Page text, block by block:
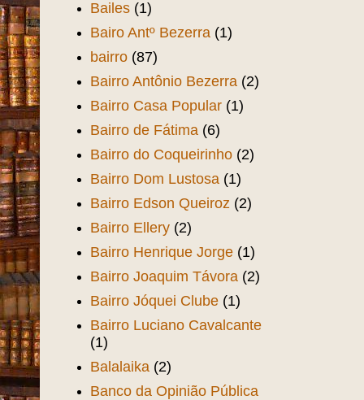
Bailes (1)
Bairo Antº Bezerra (1)
bairro (87)
Bairro Antônio Bezerra (2)
Bairro Casa Popular (1)
Bairro de Fátima (6)
Bairro do Coqueirinho (2)
Bairro Dom Lustosa (1)
Bairro Edson Queiroz (2)
Bairro Ellery (2)
Bairro Henrique Jorge (1)
Bairro Joaquim Távora (2)
Bairro Jóquei Clube (1)
Bairro Luciano Cavalcante
(1)
Balalaika (2)
Banco da Opinião Pública